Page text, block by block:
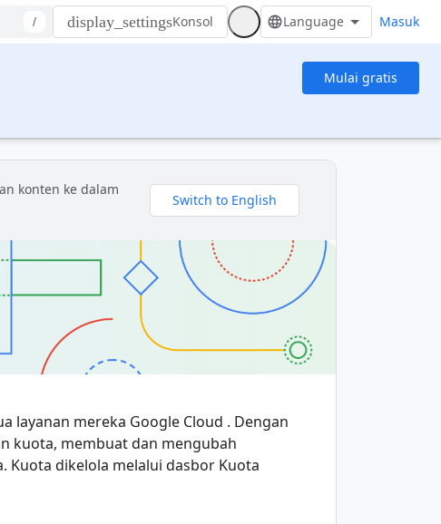
/ Konsol Masuk
Mulai gratis
konten ke dalam
layanan mereka Google Cloud . Dengan
kuota, membuat dan mengubah
dikelola melalui dasbor Kuota